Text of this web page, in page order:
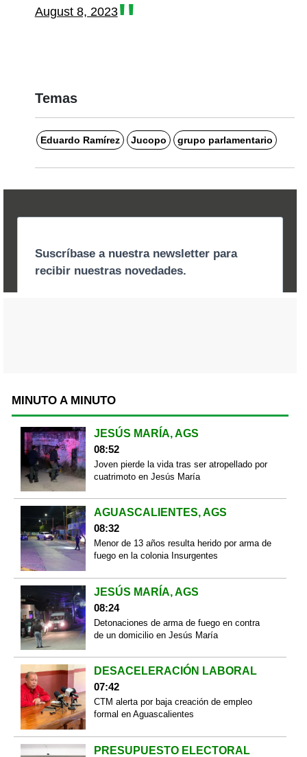
August 8, 2023
Temas
Eduardo Ramírez Jucopo grupo parlamentario
MINUTO A MINUTO
JESÚS MARÍA, AGS
08:52
Joven pierde la vida tras ser atropellado por
cuatrimoto en Jesús María
AGUASCALIENTES, AGS
08:32
Menor de 13 años resulta herido por arma de
fuego en la colonia Insurgentes
JESÚS MARÍA, AGS
08:24
Detonaciones de arma de fuego en contra
de un domicilio en Jesús María
DESACELERACIÓN LABORAL
07:42
CTM alerta por baja creación de empleo
formal en Aguascalientes
PRESUPUESTO ELECTORAL